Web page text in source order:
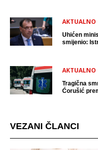
AKTUALNO
Uhićen
smijenio:
AKTUALNO
Tragična
Ćorušić
VEZANI ČLANCI